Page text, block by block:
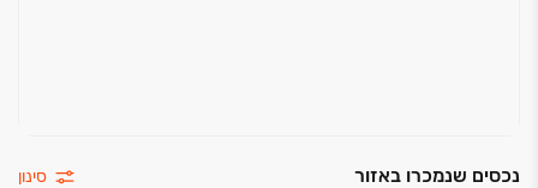
נכסים שנמכרו באזור סינון